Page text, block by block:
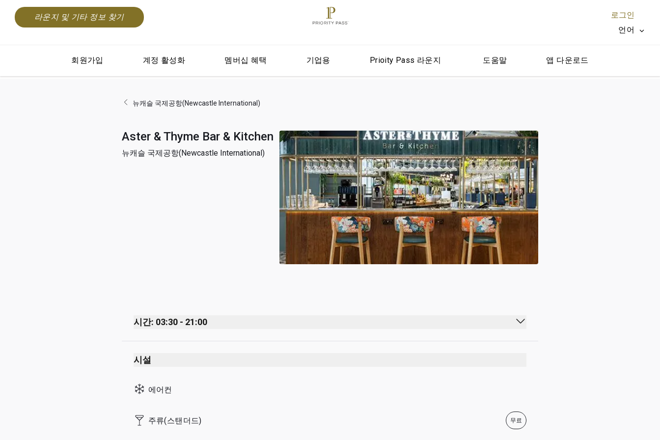
라운지 및 기타 정보 찾기
로그인
언어
회원가입 계정 활성화 멤버십 혜택 기업용 Prioity Pass 라운지 도움말 앱 다운로드
뉴캐슬 국제공항(Newcastle International)
Aster & Thyme Bar & Kitchen
뉴캐슬 국제공항(Newcastle International)
시간: 03:30 - 21:00
Monday 04:00 - 19:30
Tuesday
Thursday
Friday 03:30 - 21:00
시설
에어컨
주류(스탠더드) 무료